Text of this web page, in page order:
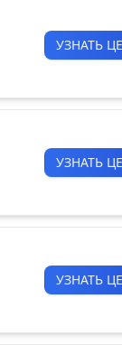
УЗНАТЬ
УЗНАТЬ
УЗНАТЬ